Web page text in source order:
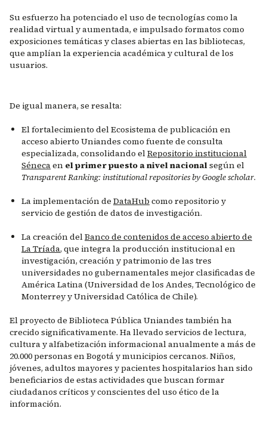
Su esfuerzo ha potenciado el uso de tecnologías como la
realidad virtual y aumentada, e impulsado formatos como
exposiciones temáticas y clases abiertas en las bibliotecas,
que amplían la experiencia académica y cultural de los
usuarios.
De igual manera, se resalta:
El fortalecimiento del Ecosistema de publicación en
acceso abierto Uniandes como fuente de consulta
especializada, consolidando elRepositorio institucional
Sénecaen el primer puesto a nivel nacionalsegún el
Transparent Ranking: institutional repositories by Google scholar.
La implementación de DataHub como repositorio y
servicio de gestión de datos de investigación.
La creación delBanco de contenidos de acceso abierto de
La Tríada, que integra la producción institucional en
investigación, creación y patrimonio de las tres
universidades no gubernamentales mejor clasificadas de
América Latina (Universidad de los Andes, Tecnológico de
Monterrey y Universidad Católica de Chile).
El proyecto de Biblioteca Pública Uniandes también ha
crecido significativamente. Ha llevado servicios de lectura,
cultura y alfabetización informacional anualmente a más de
20.000 personas en Bogotá y municipios cercanos. Niños,
jóvenes, adultos mayores y pacientes hospitalarios han sido
beneficiarios de estas actividades que buscan formar
ciudadanos críticos y conscientes del uso ético de la
información.